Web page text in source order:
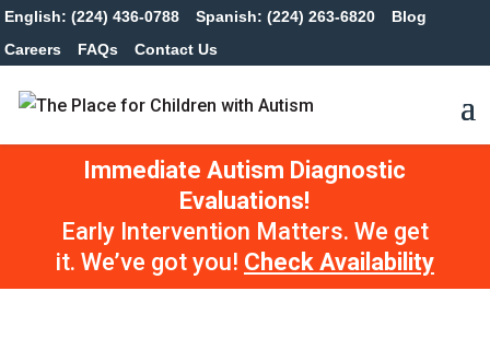
English: (224) 436-0788 Spanish: (224) 263-6820
Blog
Careers
FAQs Contact Us
Immediate Autism Diagnostic
Evaluations!
Early Intervention Matters. We get
it. We’ve got you! Check Availability